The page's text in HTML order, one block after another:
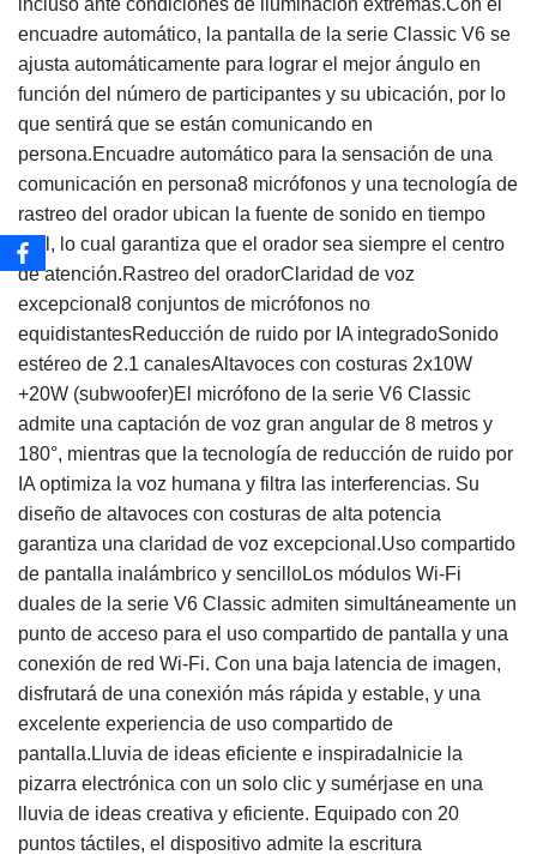
encuadre automático, la pantalla de la serie Classic V6 se
ajusta automáticamente para lograr el mejor ángulo en
función del número de participantes y su ubicación, por lo
que sentirá que se están comunicando en
persona.Encuadre automático para la sensación de una
comunicación en persona8 micrófonos y una tecnología de
rastreo del orador ubican la fuente de sonido en tiempo
real, lo cual garantiza que el orador sea siempre el centro
de atención.Rastreo del oradorClaridad de voz
excepcional8 conjuntos de micrófonos no
equidistantesReducción de ruido por IA integradoSonido
estéreo de 2.1 canalesAltavoces con costuras 2x10W
+20W (subwoofer)El micrófono de la serie V6 Classic
admite una captación de voz gran angular de 8 metros y
180°, mientras que la tecnología de reducción de ruido por
IA optimiza la voz humana y filtra las interferencias. Su
diseño de altavoces con costuras de alta potencia
garantiza una claridad de voz excepcional.Uso compartido
de pantalla inalámbrico y sencilloLos módulos Wi-Fi
duales de la serie V6 Classic admiten simultáneamente un
punto de acceso para el uso compartido de pantalla y una
conexión de red Wi-Fi. Con una baja latencia de imagen,
disfrutará de una conexión más rápida y estable, y una
excelente experiencia de uso compartido de
pantalla.Lluvia de ideas eficiente e inspiradaInicie la
pizarra electrónica con un solo clic y sumérjase en una
lluvia de ideas creativa y eficiente. Equipado con 20
puntos táctiles, el dispositivo admite la escritura